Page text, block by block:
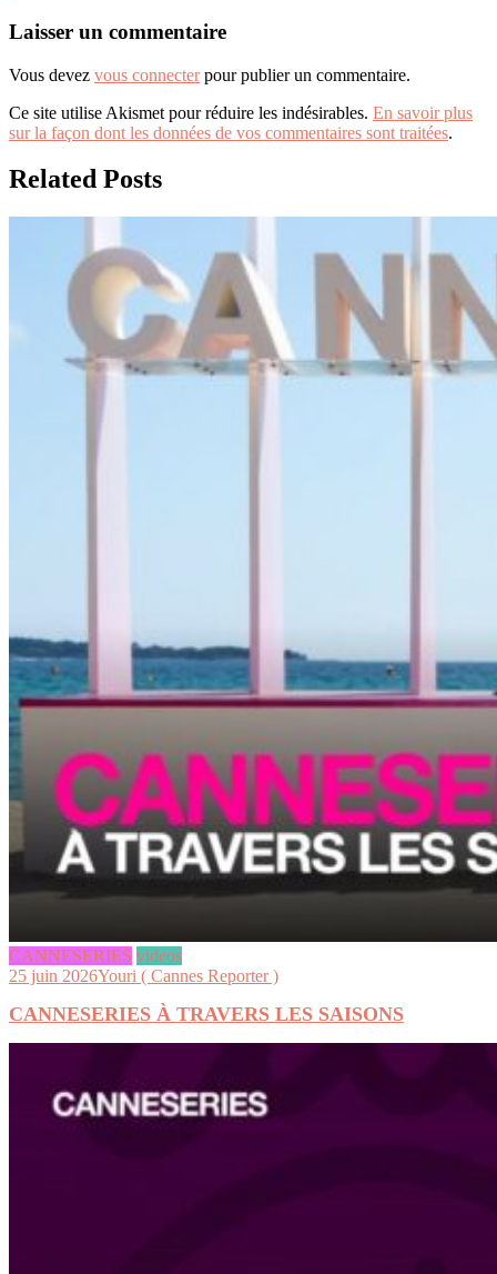
Laisser un commentaire
Vous devez vous connecterpour publier un commentaire.
Ce site utilise Akismet pour réduire les indésirables. En savoir plus
sur la façon dont les données de vos commentaires sont traitées.
Related Posts
CANNESERIES videos
25 juin 2026Youri ( Cannes Reporter )
CANNESERIES À TRAVERS LES SAISONS